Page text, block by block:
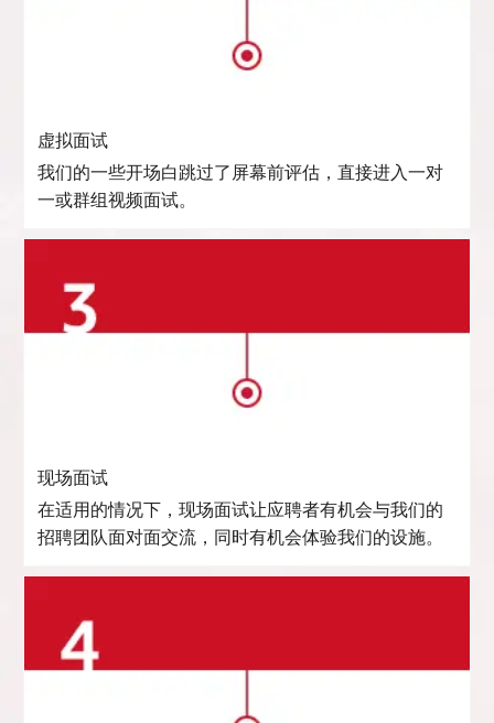
虚拟面试
我们的一些开场白跳过了屏幕前评估，直接进入一对
一或群组视频面试。
现场面试
在适用的情况下，现场面试让应聘者有机会与我们的
招聘团队面对面交流，同时有机会体验我们的设施。